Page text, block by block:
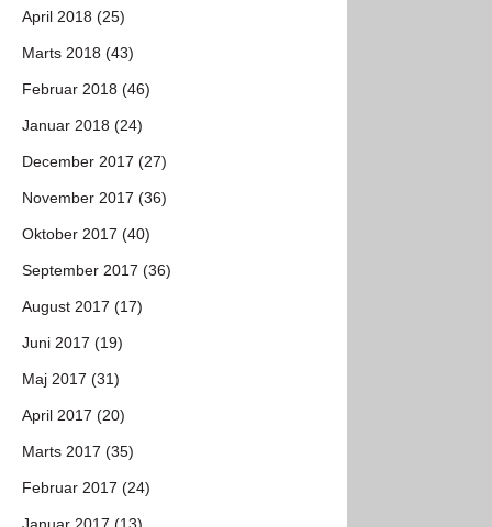
April 2018 (25)
Marts 2018 (43)
Februar 2018 (46)
Januar 2018 (24)
December 2017 (27)
November 2017 (36)
Oktober 2017 (40)
September 2017 (36)
August 2017 (17)
Juni 2017 (19)
Maj 2017 (31)
April 2017 (20)
Marts 2017 (35)
Februar 2017 (24)